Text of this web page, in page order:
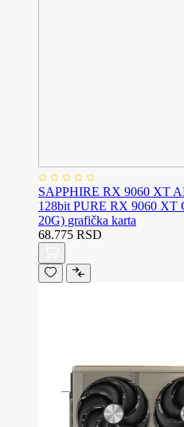
SAPPHIRE RX 9060 XT
128bit PURE RX 9060 XT
20G) grafička karta
68.775 RSD